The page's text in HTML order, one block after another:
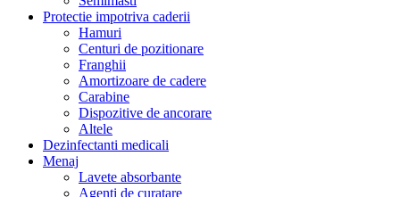
Protectie impotriva caderii
Hamuri
Centuri de pozitionare
Franghii
Amortizoare de cadere
Carabine
Dispozitive de ancorare
Altele
Dezinfectanti medicali
Menaj
Lavete absorbante
Agenti de curatare